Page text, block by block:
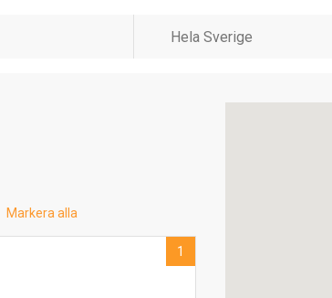
Markera alla
1